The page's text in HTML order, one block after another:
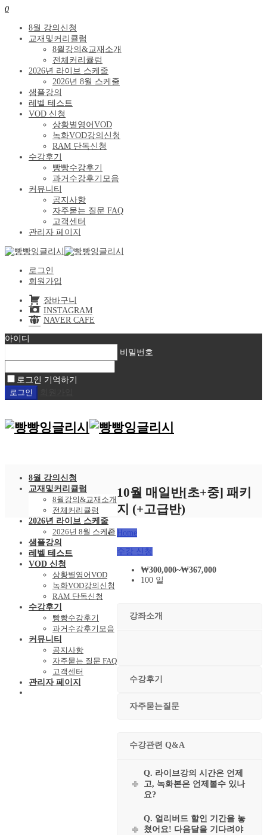
0
8월 강의신청
교재및커리큘럼
8월강의&교재소개
전체커리큘럼
2026년 라이브 스케줄
2026년 8월 스케줄
샘플강의
레벨 테스트
VOD 신청
상황별영어VOD
녹화VOD강의신청
RAM 단독신청
수강후기
빵빵수강후기
과거수강후기모음
커뮤니티
공지사항
자주묻는 질문 FAQ
고객센터
관리자 페이지
로그인
회원가입
장바구니
INSTAGRAM
NAVER CAFE
아이디
비밀번호
로그인 기억하기
8월 강의신청
교재및커리큘럼
8월강의&교재소개
전체커리큘럼
2026년 라이브 스케줄
2026년 8월 스케줄
샘플강의
레벨 테스트
VOD 신청
상황별영어VOD
녹화VOD강의신청
RAM 단독신청
수강후기
빵빵수강후기
과거수강후기모음
커뮤니티
공지사항
자주묻는 질문 FAQ
고객센터
관리자 페이지
10월 매일반[초+중] 패키
지 (+고급반)
Home
강좌소개
수강후기
자주묻는질문
수강관련 Q&A
Q. 라이브강의 시간은 언제
고, 녹화본은 언제볼수 있나
요?
Q. 얼리버드 할인 기간을 놓
쳤어요! 다음달을 기다려야
수강 신청
₩300,000~₩367,000
100 일